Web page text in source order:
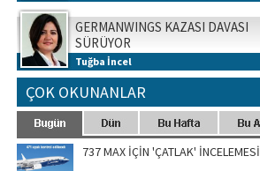
GERMANWINGS KAZASI DAVASI
SÜRÜYOR
Tuğba İncel
ÇOK OKUNANLAR
737 MAX İÇİN 'ÇATLAK' İNCELEMESİ